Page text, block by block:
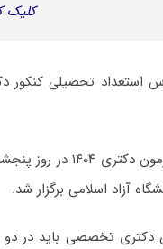
کلیک
آزاد اسلامی برگزار شد.
دکتری تخصصی باید